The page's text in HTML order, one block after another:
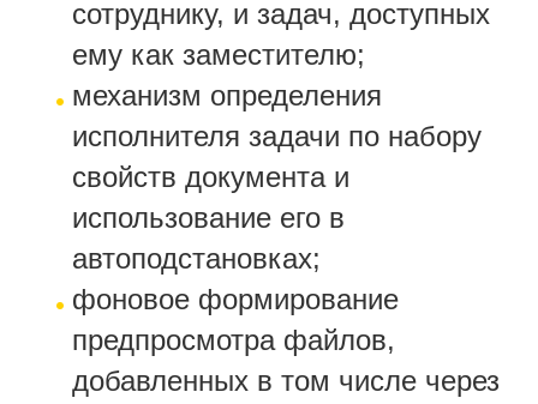
сотруднику, и задач, доступных
ему как заместителю;
механизм определения
исполнителя задачи по набору
свойств документа и
использование его в
автоподстановках;
фоновое формирование
предпросмотра файлов,
добавленных в том числе через